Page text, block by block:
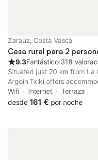
Zarauz, Costa Vasca
Casa rural para 2
9.3Fantástico⋅318
Situated just 20 km from La
Argoin Txiki offers
garden, a terrace, as well
sea and mountain views,
Wifi Internet
Terraza
desde 161 € por noche